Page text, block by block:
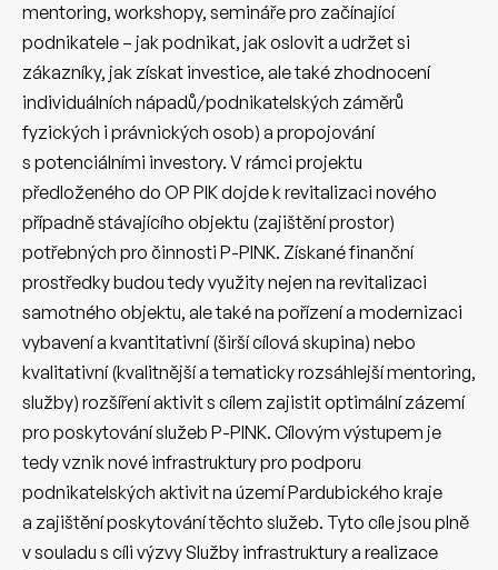
mentoring, workshopy, semináře pro začínající
podnikatele – jak podnikat, jak oslovit a udržet si
zákazníky, jak získat investice, ale také zhodnocení
individuálních nápadů/podnikatelských záměrů
fyzických i právnických osob) a propojování
s potenciálními investory. V rámci projektu
předloženého do OP PIK dojde k revitalizaci nového
případně stávajícího objektu (zajištění prostor)
potřebných pro činnosti P-PINK. Získané finanční
prostředky budou tedy využity nejen na revitalizaci
samotného objektu, ale také na pořízení a modernizaci
vybavení a kvantitativní (širší cílová skupina) nebo
kvalitativní (kvalitnější a tematicky rozsáhlejší mentoring,
služby) rozšíření aktivit s cílem zajistit optimální zázemí
pro poskytování služeb P-PINK. Cílovým výstupem je
tedy vznik nové infrastruktury pro podporu
podnikatelských aktivit na území Pardubického kraje
a zajištění poskytování těchto služeb. Tyto cíle jsou plně
v souladu s cíli výzvy Služby infrastruktury a realizace